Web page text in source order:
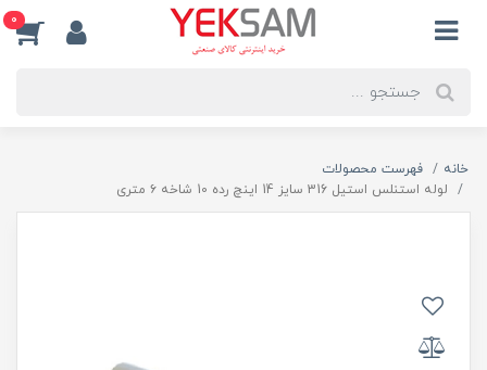
0
خانه
فهرست محصولات
لوله استنلس استیل 316 سایز 14 اینچ رده 10 شاخه ۶ متری